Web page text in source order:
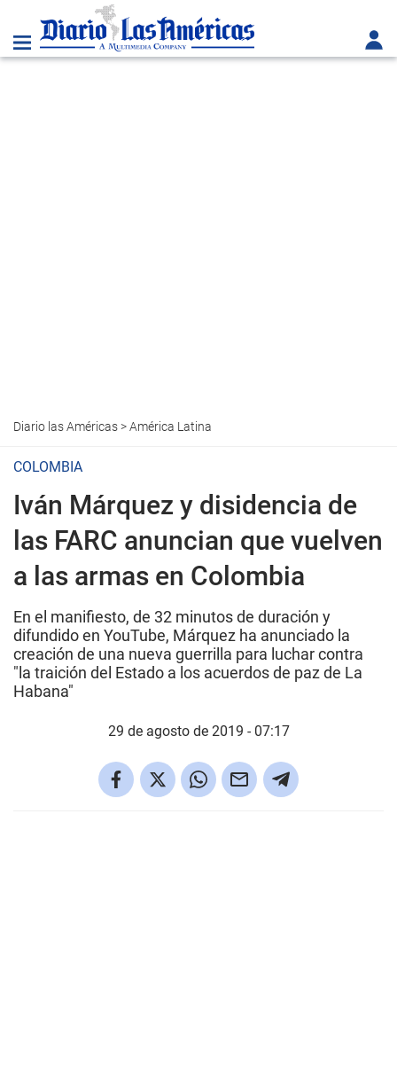
Diario las Américas>América Latina
COLOMBIA
Iván Márquez y disidencia de
las FARC anuncian que vuelven
a las armas en Colombia
En el manifiesto, de 32 minutos de duración y
difundido en YouTube, Márquez ha anunciado la
creación de una nueva guerrilla para luchar contra
"la traición del Estado a los acuerdos de paz de La
Habana"
29 de agosto de 2019 - 07:17